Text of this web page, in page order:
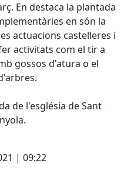
En destaca la plantada
en són la
actuacions castelleres i
activitats com el tir a
gossos d'atura o el
de l'església de Sant
| 09:22